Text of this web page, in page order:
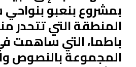
بمشروع بنعبو
المنطقة التي تتحدر
باطما، التي ساهمت
المجموعة بالنصوص